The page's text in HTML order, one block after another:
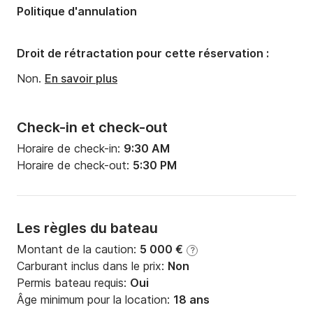
Check-in et check-out
Horaire de check-in: 9:30 AM
Horaire de check-out: 5:30 PM
Les règles du bateau
Montant de la caution: 5 000 € ?
Carburant inclus dans le prix: Non
Permis bateau requis: Oui
Âge minimum pour la location: 18 ans
Politique d'annulation
Droit de rétractation pour cette réservation :
Non. En savoir plus